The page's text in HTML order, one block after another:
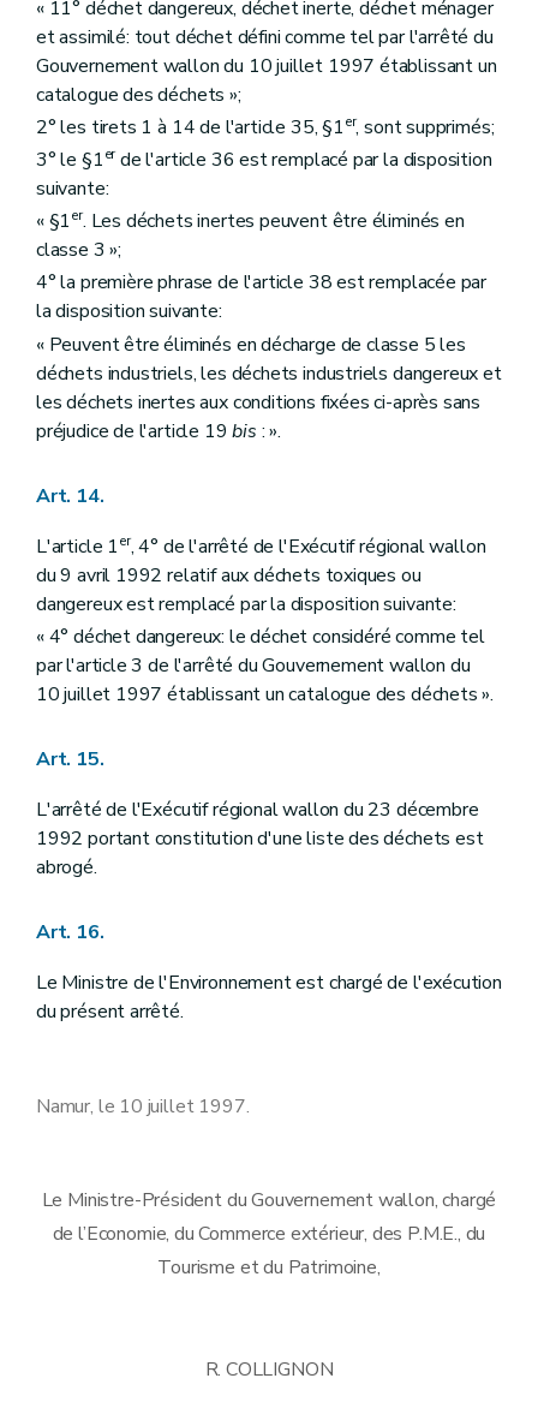
« 11° déchet dangereux, déchet inerte, déchet ménager
et assimilé: tout déchet défini comme tel par l'arrêté du
Gouvernement wallon du 10 juillet 1997 établissant un
catalogue des déchets »;
2° les tirets 1 à 14 de l'article 35, §1er, sont supprimés;
3° le §1erde l'article 36 est remplacé par la disposition
suivante:
« §1er. Les déchets inertes peuvent être éliminés en
classe 3 »;
4° la première phrase de l'article 38 est remplacée par
la disposition suivante:
« Peuvent être éliminés en décharge de classe 5 les
déchets industriels, les déchets industriels dangereux et
les déchets inertes aux conditions fixées ci-après sans
préjudice de l'article 19bis : ».
Art. 14.
L'article 1er, 4° de l'arrêté de l'Exécutif régional wallon
du 9 avril 1992 relatif aux déchets toxiques ou
dangereux est remplacé par la disposition suivante:
« 4° déchet dangereux: le déchet considéré comme tel
par l'article 3 de l'arrêté du Gouvernement wallon du
10 juillet 1997 établissant un catalogue des déchets ».
Art. 15.
L'arrêté de l'Exécutif régional wallon du 23 décembre
1992 portant constitution d'une liste des déchets est
abrogé.
Art. 16.
Le Ministre de l'Environnement est chargé de l'exécution
du présent arrêté.
Namur, le 10 juillet 1997.
Le Ministre-Président du Gouvernement wallon, chargé
de l’Economie, du Commerce extérieur, des P.M.E., du
Tourisme et du Patrimoine,
R. COLLIGNON